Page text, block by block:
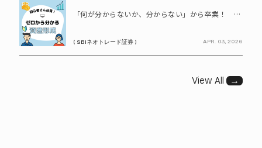
PR
「何が分からないか、分からない」から卒業！ SBIネオトレード証券で学ぶ、はじめての資産形成
( SBIネオトレード証券 ) APR. 03, 2026
View All →